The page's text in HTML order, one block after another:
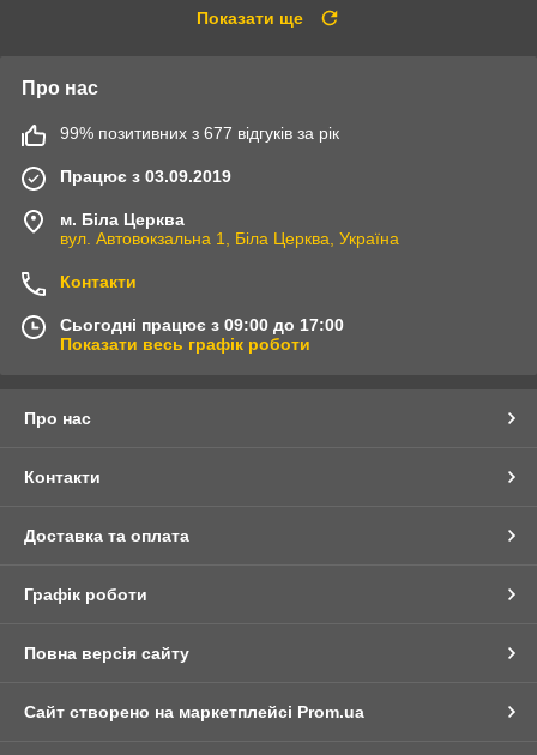
Показати ще
Про нас
99% позитивних з 677 відгуків за рік
Працює з 03.09.2019
м. Біла Церква
вул. Автовокзальна 1, Біла Церква, Україна
Контакти
Сьогодні працює з 09:00 до 17:00
Показати весь графік роботи
Про нас
Контакти
Доставка та оплата
Графік роботи
Повна версія сайту
Сайт створено на маркетплейсі Prom.ua